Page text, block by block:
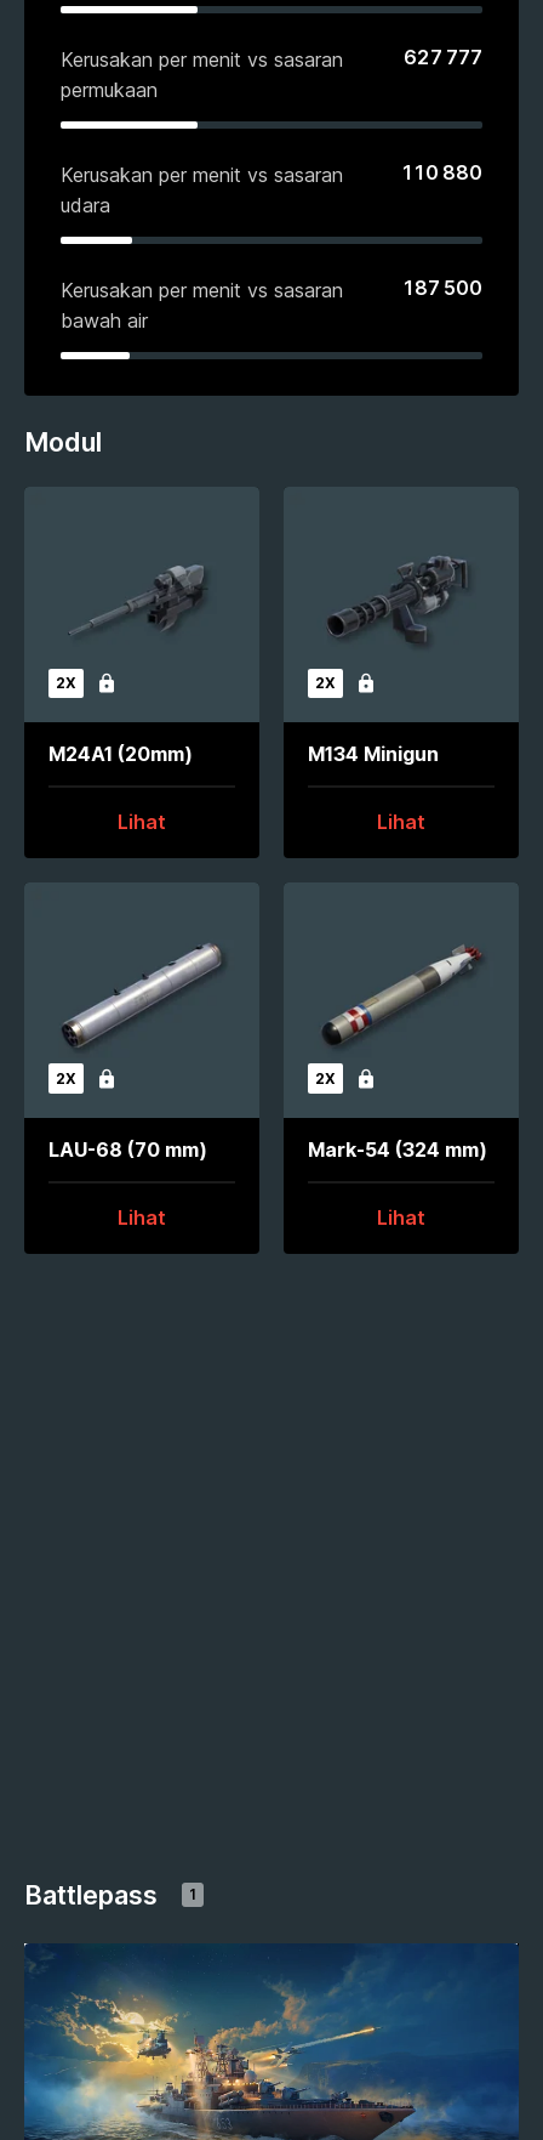
Kerusakan per menit vs sasaran
permukaan
627 777
Kerusakan per menit vs sasaran
udara
110 880
Kerusakan per menit vs sasaran
bawah air
187 500
Modul
2X Terkunci
M24A1 (20mm)
Lihat
2X Terkunci
M134 Minigun
Lihat
2X Terkunci
LAU-68 (70 mm)
Lihat
2X Terkunci
Mark-54 (324 mm)
Lihat
Battlepass 1